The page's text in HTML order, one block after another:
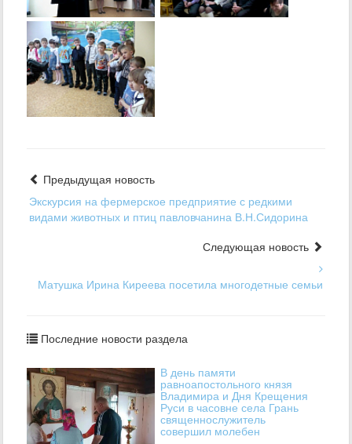
Предыдущая новость
Экскурсия на фермерское предприятие с редкими
видами животных и птиц павловчанина В.Н.Сидорина
Следующая новость
Матушка Ирина Киреева посетила многодетные семьи
Последние новости раздела
В день памяти
равноапостольного князя
Владимира и Дня Крещения
Руси в часовне села Грань
священнослужитель
совершил молебен